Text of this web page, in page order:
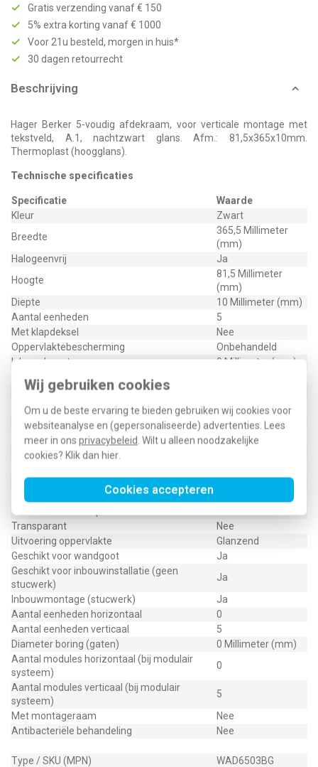
Wij gebruiken cookies
Om u de beste ervaring te bieden gebruiken wij cookies voor
websiteanalyse en (gepersonaliseerde) advertenties. Lees
meer in ons privacybeleid . Wilt u alleen noodzakelijke
cookies? Klik dan hier
Cookies accepteren
Gratis verzending vanaf € 150
5% extra korting vanaf € 1000
Voor 21u besteld, morgen in huis*
30 dagen retourrecht
Beschrijving
Hager Berker 5-voudig afdekraam, voor verticale montage met
tekstveld, A.1, nachtzwart glans. Afm.: 81,5x365x10mm.
Thermoplast (hoogglans).
Technische specificaties
Specificatie
Waarde
Kleur
Zwart
Breedte
365,5 Millimeter
(mm)
Halogeenvrij
Ja
Hoogte
81,5 Millimeter
(mm)
Diepte
10 Millimeter (mm)
Aantal eenheden
5
Met klapdeksel
Nee
Oppervlaktebescherming
Onbehandeld
Inbouwhoogte
0 Millimeter (mm)
Inbouwbreedte
Tekstveld/beschrijvingsvlak
Materiaalkwaliteit
Thermoplast
Materiaal
Kunststof
Bevestigingswijze
Klembevestiging
Montagerichting
Slagvastheid
IK05
Beschermingsgraad (IP)
Geschikt voor vloerpot
Transparant
Nee
Uitvoering oppervlakte
Glanzend
Geschikt voor wandgoot
Ja
Geschikt voor inbouwinstallatie (geen
stucwerk)
Ja
Inbouwmontage (stucwerk)
Ja
Aantal eenheden horizontaal
0
Aantal eenheden verticaal
5
Diameter boring (gaten)
0 Millimeter (mm)
Aantal modules horizontaal (bij modulair
systeem)
0
Aantal modules verticaal (bij modulair
systeem)
5
Met montageraam
Nee
Antibacteriële behandeling
Nee
Type / SKU (MPN)
WAD6503BG